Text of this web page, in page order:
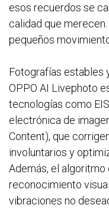
esos recuerdos se
calidad que
pequeños
Fotografías estables
OPPO AI Livephoto
tecnologías como
electrónica de
Content), que
involuntarios y
Además, el algoritmo
reconocimiento
vibraciones no